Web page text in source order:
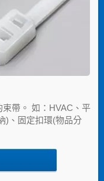
帶。 如：HVAC、平
)、固定扣環(物品分